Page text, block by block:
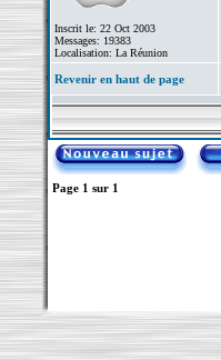
Inscrit le: 22 Oct 2003
Messages: 19383
Localisation: La Réunion
Revenir en haut de page
Page 1 sur 1